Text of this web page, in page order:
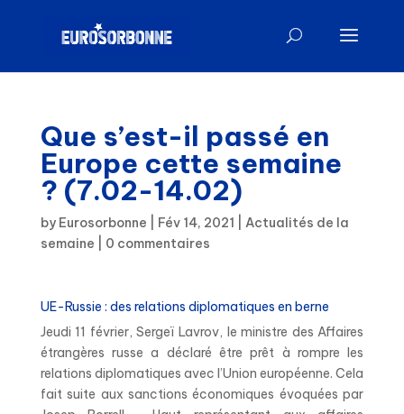
Que s’est-il passé en
Europe cette semaine
? (7.02-14.02)
by Eurosorbonne Fév 14, 2021
Actualités de la
semaine
0 commentaires
UE-Russie : des relations diplomatiques en berne
Jeudi 11 février, Sergeï Lavrov, le ministre des Affaires
étrangères russe a déclaré être prêt à rompre les
relations diplomatiques avec l’Union européenne. Cela
fait suite aux sanctions économiques évoquées par